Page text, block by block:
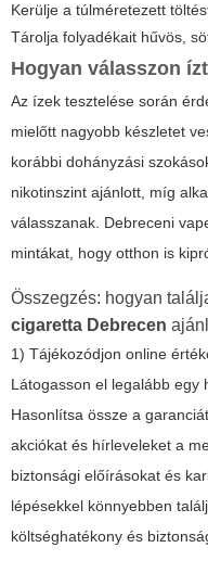
Kerülje a túlméretezett
Tárolja folyadékait hűvös,
Hogyan válasszon
Az ízek tesztelése során
mielőtt nagyobb készletet
korábbi dohányzási
nikotinszint ajánlott, míg
válasszanak. Debreceni
mintákat, hogy otthon is
Összegzés: hogyan
cigaretta Debrecen
1) Tájékozódjon online
Látogasson el legalább egy
Hasonlítsa össze a
akciókat és hírleveleket a
biztonsági előírásokat és
lépésekkel könnyebben
költséghatékony és